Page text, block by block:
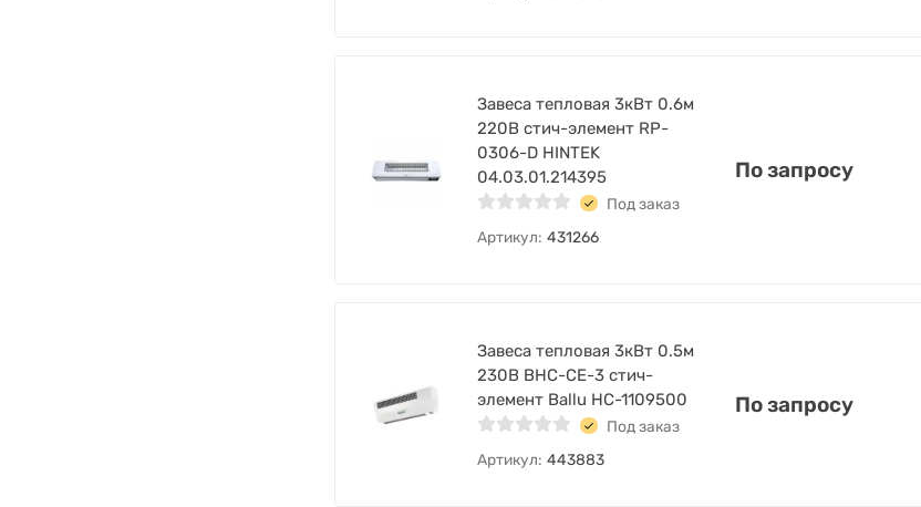
Завеса тепловая 3кВт 0.6м
220В стич-элемент RP-
0306-D HINTEK
04.03.01.214395
Под заказ
Артикул: 431266
По запросу
Завеса тепловая 3кВт 0.5м
230В BHC-CE-3 стич-
элемент Ballu НС-1109500
Под заказ
Артикул: 443883
По запросу